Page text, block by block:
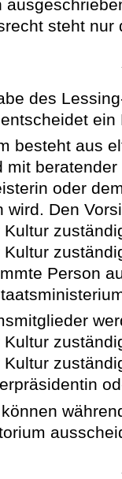
steht
des
ein
besteht aus
mit
oder
wird. Den
Kultur
Kultur
Person
Kultur
Kultur